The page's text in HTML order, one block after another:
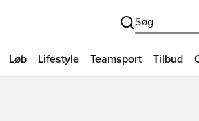
Søg
Løb Lifestyle Teamsport Tilbud